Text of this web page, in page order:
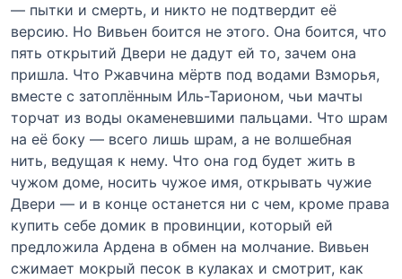
— пытки и смерть, и никто не подтвердит её
версию. Но Вивьен боится не этого. Она боится, что
пять открытий Двери не дадут ей то, зачем она
пришла. Что Ржавчина мёртв под водами Взморья,
вместе с затоплённым Иль-Тарионом, чьи мачты
торчат из воды окаменевшими пальцами. Что шрам
на её боку — всего лишь шрам, а не волшебная
нить, ведущая к нему. Что она год будет жить в
чужом доме, носить чужое имя, открывать чужие
Двери — и в конце останется ни с чем, кроме права
купить себе домик в провинции, который ей
предложила Ардена в обмен на молчание. Вивьен
сжимает мокрый песок в кулаках и смотрит, как